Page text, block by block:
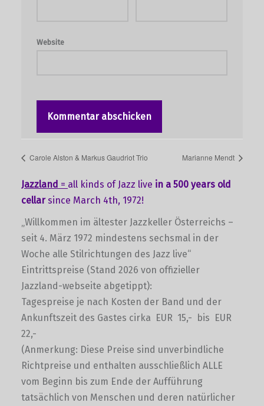
Website
Carole Alston & Markus Gaudriot Trio Marianne Mendt
Jazzland = all kinds of Jazz live in a 500 years old
cellarsince March 4th, 1972!
„Willkommen im ältester Jazzkeller Österreichs –
seit 4. März 1972 mindestens sechsmal in der
Woche alle Stilrichtungen des Jazz live“
Eintrittspreise (Stand 2026 von offizieller
Jazzland-webseite abgetippt):
Tagespreise je nach Kosten der Band und der
Ankunftszeit des Gastes cirka EUR 15,- bis EUR
22,-
(Anmerkung: Diese Preise sind unverbindliche
Richtpreise und enthalten ausschließlich ALLE
vom Beginn bis zum Ende der Aufführung
tatsächlich von Menschen und deren natürlicher